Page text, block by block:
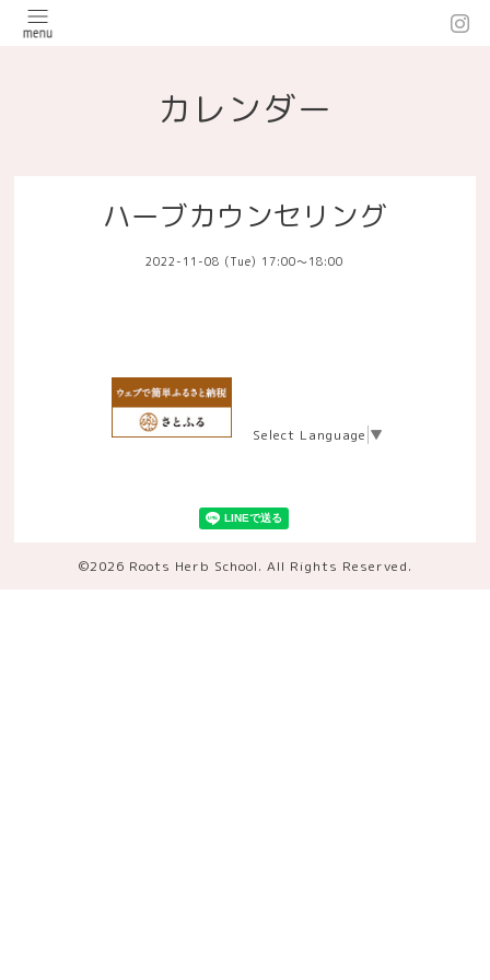
カレンダー
ハーブカウンセリング
2022-11-08 (Tue) 17:00～18:00
Select Language ▼
©2026 Roots Herb School. All Rights Reserved.